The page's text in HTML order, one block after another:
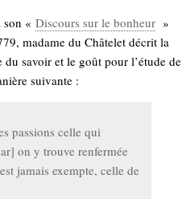
son « Discours sur le bonheur »
madame du Châtelet décrit la
du savoir et le goût pour l’étude de
suivante :
passions celle qui
on y trouve renfermée
jamais exempte, celle de